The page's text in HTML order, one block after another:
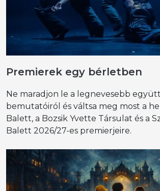
Premierek egy bérletben
Ne maradjon le a legnevesebb
bemutatóiról és váltsa meg most a
Balett, a Bozsik Yvette Társulat és a
Balett 2026/27-es premierjeire.